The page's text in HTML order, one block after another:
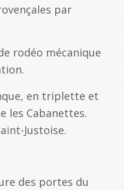
par
rodéo mécanique
en triplette et
les Cabanettes.
Justoise.
des portes du